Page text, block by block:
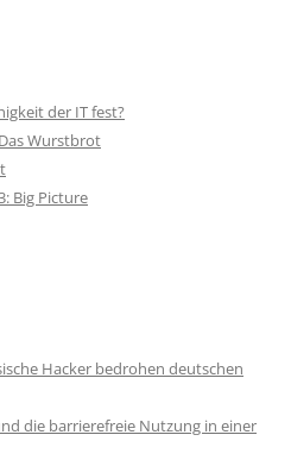
der IT fest?
Wurstbrot
Big Picture
Hacker bedrohen deutschen
die barrierefreie Nutzung in einer